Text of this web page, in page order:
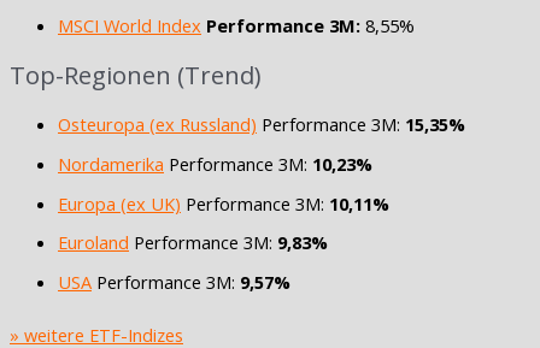
MSCI World Index Performance 3M: 8,55%
Top-Regionen (Trend)
Osteuropa (ex Russland) Performance 3M: 15,35%
Nordamerika Performance 3M: 10,23%
Europa (ex UK) Performance 3M: 10,11%
Euroland Performance 3M: 9,83%
USA Performance 3M: 9,57%
» weitere ETF-Indizes